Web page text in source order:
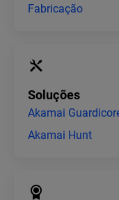
Fabricação
Soluções
Akamai
Akamai Hunt